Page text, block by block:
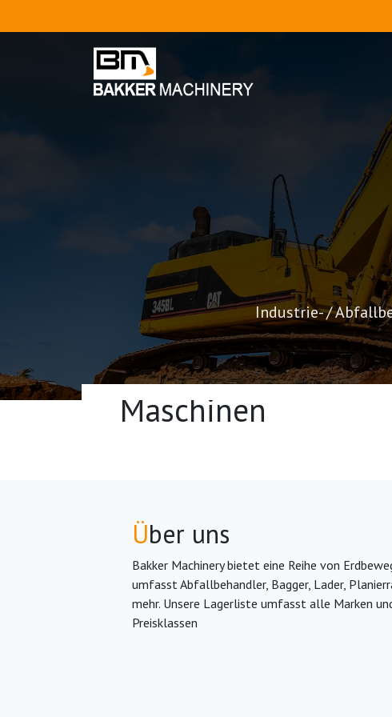
Industrie- /
Maschinen
Über uns
Bakker Machinery bietet eine Reihe von
umfasst Abfallbehandler, Bagger, Lader,
mehr. Unsere Lagerliste umfasst alle Marken
Preisklassen